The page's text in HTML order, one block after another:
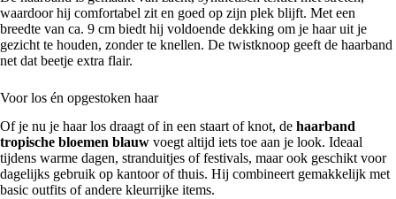
waardoor hij comfortabel zit en goed op zijn plek blijft. Met een
breedte van ca. 9 cm biedt hij voldoende dekking om je haar uit je
gezicht te houden, zonder te knellen. De twistknoop geeft de haarband
net dat beetje extra flair.
Voor los én opgestoken haar
Of je nu je haar los draagt of in een staart of knot, de haarband
tropische bloemen blauw voegt altijd iets toe aan je look. Ideaal
tijdens warme dagen, stranduitjes of festivals, maar ook geschikt voor
dagelijks gebruik op kantoor of thuis. Hij combineert gemakkelijk met
basic outfits of andere kleurrijke items.